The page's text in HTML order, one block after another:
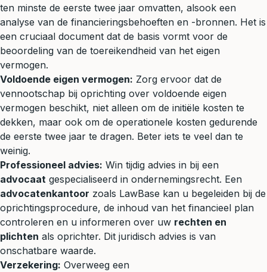
ten minste de eerste twee jaar omvatten, alsook een
analyse van de financieringsbehoeften en -bronnen. Het is
een cruciaal document dat de basis vormt voor de
beoordeling van de toereikendheid van het eigen
vermogen.
Voldoende eigen vermogen: Zorg ervoor dat de
vennootschap bij oprichting over voldoende eigen
vermogen beschikt, niet alleen om de initiële kosten te
dekken, maar ook om de operationele kosten gedurende
de eerste twee jaar te dragen. Beter iets te veel dan te
weinig.
Professioneel advies: Win tijdig advies in bij een
advocaat gespecialiseerd in ondernemingsrecht. Een
advocatenkantoor zoals LawBase kan u begeleiden bij de
oprichtingsprocedure, de inhoud van het financieel plan
controleren en u informeren over uw rechten en
plichten als oprichter. Dit juridisch advies is van
onschatbare waarde.
Verzekering: Overweeg een